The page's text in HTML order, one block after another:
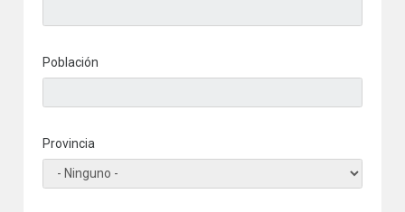
Población
Provincia